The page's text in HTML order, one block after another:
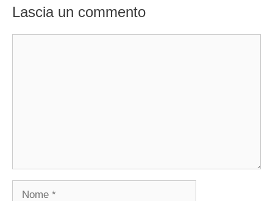
Lascia un commento
Nome